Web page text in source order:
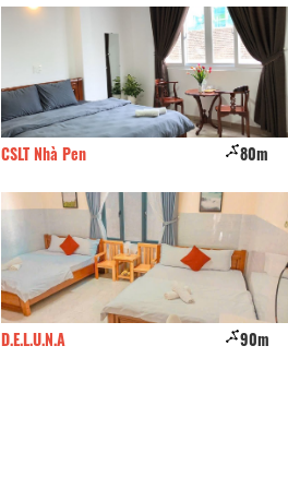
CSLT Nhà Pen 80m
D.E.L.U.N.A 90m